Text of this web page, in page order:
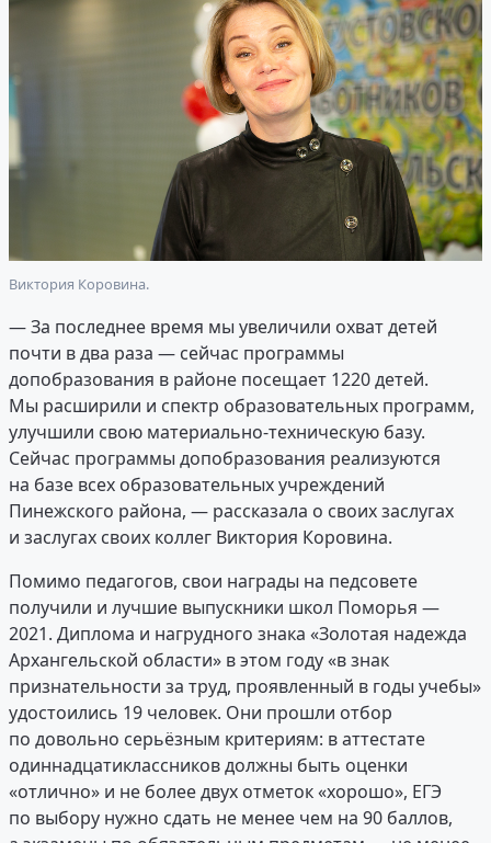
Виктория Коровина.
— За последнее время мы увеличили охват детей
почти в два раза — сейчас программы
допобразования в районе посещает 1220 детей.
Мы расширили и спектр образовательных программ,
улучшили свою материально-техническую базу.
Сейчас программы допобразования реализуются
на базе всех образовательных учреждений
Пинежского района, — рассказала о своих заслугах
и заслугах своих коллег Виктория Коровина.
Помимо педагогов, свои награды на педсовете
получили и лучшие выпускники школ Поморья —
2021. Диплома и нагрудного знака «Золотая надежда
Архангельской области» в этом году «в знак
признательности за труд, проявленный в годы учебы»
удостоились 19 человек. Они прошли отбор
по довольно серьёзным критериям: в аттестате
одиннадцатиклассников должны быть оценки
«отлично» и не более двух отметок «хорошо», ЕГЭ
по выбору нужно сдать не менее чем на 90 баллов,